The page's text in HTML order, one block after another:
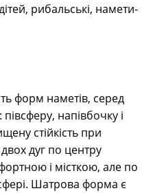
рибальські, намети-
форм наметів, серед
напівбочку і
стійкість при
дуг по центру
і місткою, але по
Шатрова форма є